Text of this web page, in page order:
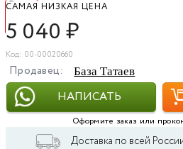
САМАЯ НИЗКАЯ ЦЕНА
5 040₽
Код: 00-00020660
Продавец: База Татаев
НАПИСАТЬ
Оформите заказ или
Доставка по всей